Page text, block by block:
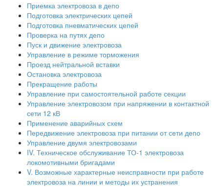
Приемка электровоза в депо
Подготовка электрических цепей
Подготовка пневматических цепей
Проверка на путях депо
Пуск и движение электровоза
Управление в режиме торможения
Проезд нейтральной вставки
Остановка электровоза
Прекращение работы
Управление при самостоятельной работе секции
Управление электровозом при напряжении в контактной
сети 12 кВ
Применение аварийных схем
Передвижение электровоза при питании от сети депо
Управление двумя электровозами
IV. Техническое обслуживание ТО-1 электровоза
локомотивными бригадами
V. Возможные характерные неисправности при работе
электровоза на линии и методы их устранения